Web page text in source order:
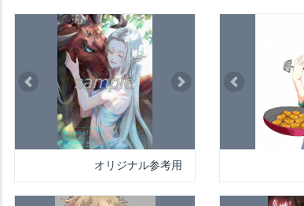
Previous Next
オリジナル参考用
Previous